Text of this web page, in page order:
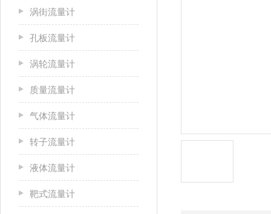
涡街流量计
孔板流量计
涡轮流量计
质量流量计
气体流量计
转子流量计
液体流量计
靶式流量计